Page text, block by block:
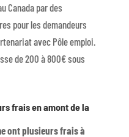
Canada par des
pour les demandeurs
avec Pôle emploi.
de 200 à 800€ sous
frais en amont de la
ont plusieurs frais à